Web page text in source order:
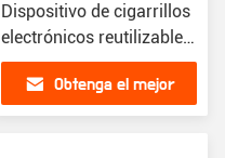
Dispositivo de cigarrillos
electrónicos reutilizables
Sabor 15 sabores Nivel
de nicotina 0mg/20mg
Obtenga el mejor